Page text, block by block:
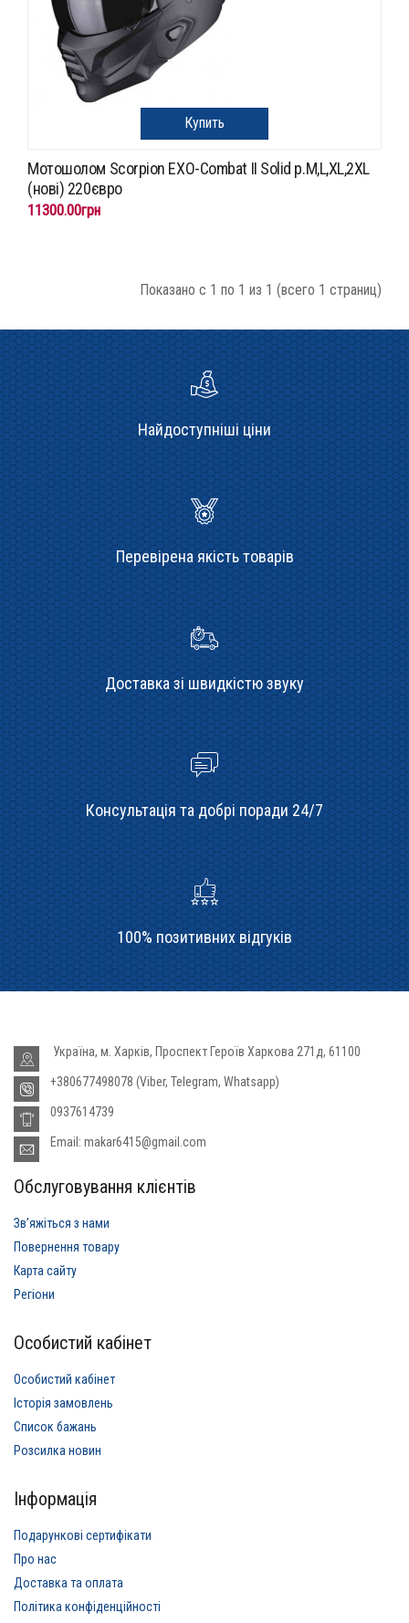
Купить
Мотошолом Scorpion EXO-Combat II Solid p.M,L,XL,2XL
(нові) 220євро
11300.00грн
Показано с 1 по 1 из 1 (всего 1 страниц)
Найдоступніші ціни
Перевірена якість товарів
Доставка зі швидкістю звуку
Консультація та добрі поради 24/7
100% позитивних відгуків
Україна, м. Харків, Проспект Героїв Харкова 271д, 61100
+380677498078 (Viber, Telegram, Whatsapp)
0937614739
Email: makar6415@gmail.com
Обслуговування клієнтів
Звʼяжіться з нами
Повернення товару
Карта сайту
Регіони
Особистий кабінет
Особистий кабінет
Історія замовлень
Список бажань
Розсилка новин
Інформація
Подарункові сертифікати
Про нас
Доставка та оплата
Політика конфіденційності